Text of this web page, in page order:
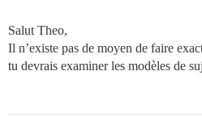
Salut Theo,
Il n’existe pas de moyen de faire
tu devrais examiner les modèles de